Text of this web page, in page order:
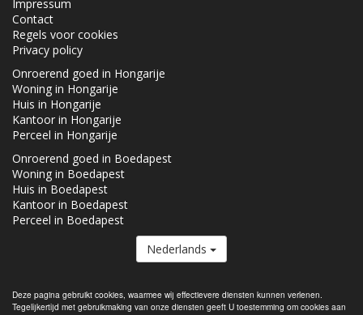
Deze pagina gebruikt cookies, waarmee wij effectievere diensten kunnen verlenen.
Tegelijkertijd met gebruikmaking van onze diensten geeft U toestemming om cookies aan
Impressum
Contact
Regels voor cookies
Privacy policy
Onroerend goed in Hongarije
Woning in Hongarije
Huis in Hongarije
Kantoor in Hongarije
Perceel in Hongarije
Onroerend goed in Boedapest
Woning in Boedapest
Huis in Boedapest
Kantoor in Boedapest
Perceel in Boedapest
Nederlands
De Vastgoed.hu lid van deReal Estate Group.